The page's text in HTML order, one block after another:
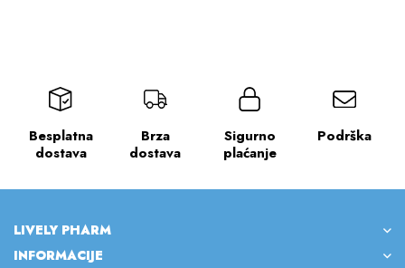
Besplatna
dostava
Brza
dostava
Sigurno
plaćanje
Podrška
LIVELY PHARM
INFORMACIJE